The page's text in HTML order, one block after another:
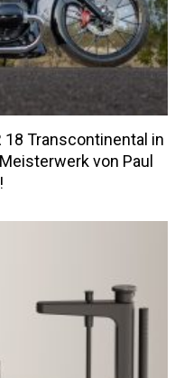
18 Transcontinental in
von Paul